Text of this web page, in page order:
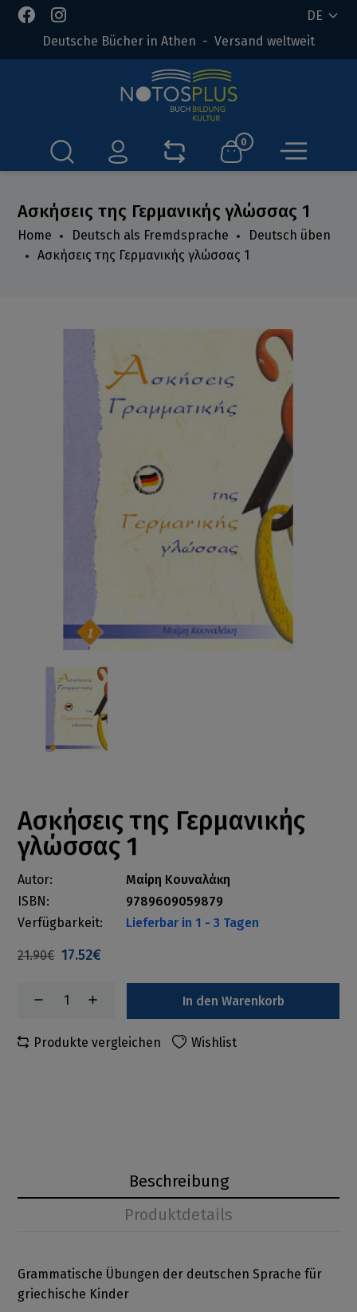
DE
Deutsche Bücher in Athen - Versand weltweit
0
Ασκήσεις της Γερμανικής γλώσσας 1
Home Deutsch als Fremdsprache
Deutsch üben
Ασκήσεις της Γερμανικής γλώσσας 1
Ασκήσεις της Γερμανικής
γλώσσας 1
Autor:
Μαίρη Κουναλάκη
ISBN:
9789609059879
Verfügbarkeit:
Lieferbar in 1 - 3 Tagen
21.90€ 17.52€
In den Warenkorb
Produkte vergleichen Wishlist
Beschreibung
Produktdetails
Grammatische Übungen der deutschen Sprache für
griechische Kinder